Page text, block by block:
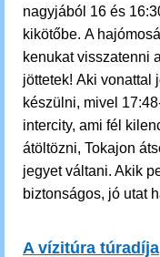
nagyjából 16 és
kikötőbe. A
kenukat visszatenni
jöttetek! Aki vonattal
készülni, mivel
intercity, ami fél
átöltözni, Tokajon
jegyet váltani. Akik
biztonságos, jó utat
A vízitúra túradíja